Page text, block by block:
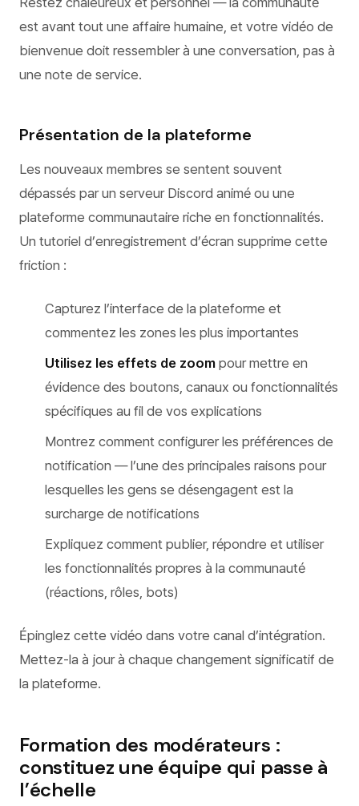
est avant tout une affaire humaine, et votre vidéo de
bienvenue doit ressembler à une conversation, pas à
une note de service.
Présentation de la plateforme
Les nouveaux membres se sentent souvent
dépassés par un serveur Discord animé ou une
plateforme communautaire riche en fonctionnalités.
Un tutoriel d’enregistrement d’écran supprime cette
friction :
Capturez l’interface de la plateforme et
commentez les zones les plus importantes
Utilisez les effets de zoom pour mettre en
évidence des boutons, canaux ou fonctionnalités
spécifiques au fil de vos explications
Montrez comment configurer les préférences de
notification — l’une des principales raisons pour
lesquelles les gens se désengagent est la
surcharge de notifications
Expliquez comment publier, répondre et utiliser
les fonctionnalités propres à la communauté
(réactions, rôles, bots)
Épinglez cette vidéo dans votre canal d’intégration.
Mettez-la à jour à chaque changement significatif de
la plateforme.
Formation des modérateurs :
constituez une équipe qui passe à
l’échelle